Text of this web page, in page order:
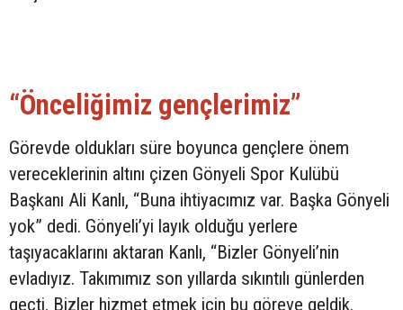
“Önceliğimiz gençlerimiz”
Görevde oldukları süre boyunca gençlere önem
vereceklerinin altını çizen Gönyeli Spor Kulübü
Başkanı Ali Kanlı, “Buna ihtiyacımız var. Başka Gönyeli
yok” dedi. Gönyeli’yi layık olduğu yerlere
taşıyacaklarını aktaran Kanlı, “Bizler Gönyeli’nin
evladıyız. Takımımız son yıllarda sıkıntılı günlerden
geçti. Bizler hizmet etmek için bu göreve geldik.